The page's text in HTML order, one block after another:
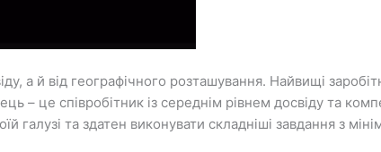
а й від географічного розташування. Найвищі
– це співробітник із середнім рівнем досвіду та
галузі та здатен виконувати складніші завдання з